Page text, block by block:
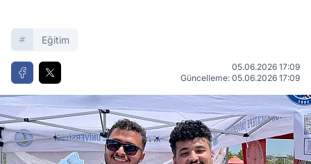
Eğitim
05.06.2026 17:09
Güncelleme: 05.06.2026 17:09